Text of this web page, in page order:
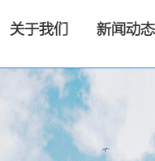
关于我们 新闻动态